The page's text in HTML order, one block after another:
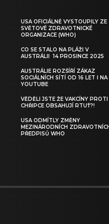
USA OFICIÁLNĚ VYSTOUPILY ZE
SVĚTOVÉ ZDRAVOTNICKÉ
ORGANIZACE (WHO)
CO SE STALO NA PLÁŽI V
AUSTRÁLII 14 PROSINCE 2025
AUSTRÁLIE ROZŠÍŘÍ ZÁKAZ
SOCIÁLNÍCH SÍTÍ OD 16 LET I NA
YOUTUBE
VĚDĚLI JSTE ŽE VAKCÍNY PROTI
CHŘIPCE OBSAHUJÍ RTUŤ?!
USA ODMÍTLY ZMĚNY
MEZINÁRODNÍCH
PŘEDPISŮ WHO